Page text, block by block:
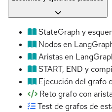
StateGraph y
Nodos en
Aristas en
START, END y
Ejecución del grafo
Reto grafo con
Test de grafos de